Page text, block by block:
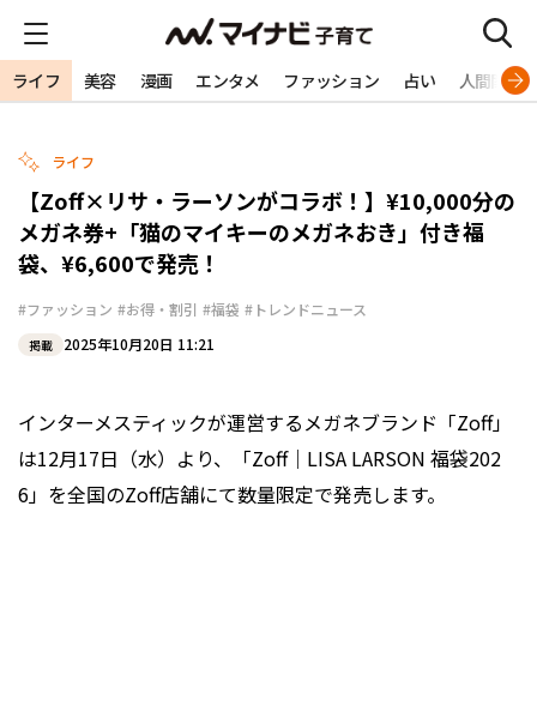
ライフ 美容 漫画 エンタメ ファッション 占い 人間関係
ライフ
【Zoff×リサ・ラーソンがコラボ！】¥10,000分の
メガネ券+「猫のマイキーのメガネおき」付き福
袋、¥6,600で発売！
#ファッション #お得・割引 #福袋 #トレンドニュース
掲載 2025年10月20日 11:21
インターメスティックが運営するメガネブランド「Zoff」
は12月17日（水）より、「Zoff｜LISA LARSON 福袋202
6」を全国のZoff店舗にて数量限定で発売します。